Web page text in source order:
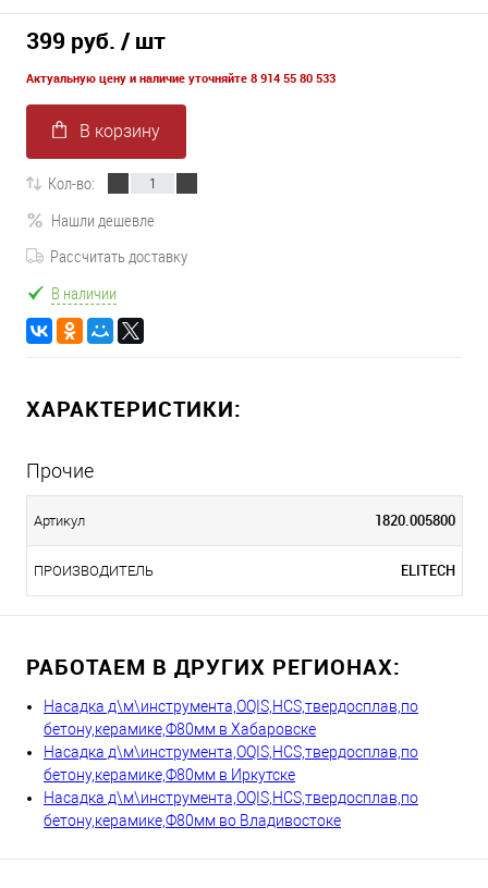
399 руб. / шт
Актуальную цену и наличие уточняйте 8 914 55 80 533
В корзину
Кол-во:
Нашли дешевле
Рассчитать доставку
В наличии
ХАРАКТЕРИСТИКИ:
Прочие
Артикул 1820.005800
ПРОИЗВОДИТЕЛЬ ELITECH
РАБОТАЕМ В ДРУГИХ РЕГИОНАХ:
Насадка д\м\инструмента,OQIS,HCS,твердосплав,по
бетону,керамике,Ф80мм в Хабаровске
Насадка д\м\инструмента,OQIS,HCS,твердосплав,по
бетону,керамике,Ф80мм в Иркутске
Насадка д\м\инструмента,OQIS,HCS,твердосплав,по
бетону,керамике,Ф80мм во Владивостоке